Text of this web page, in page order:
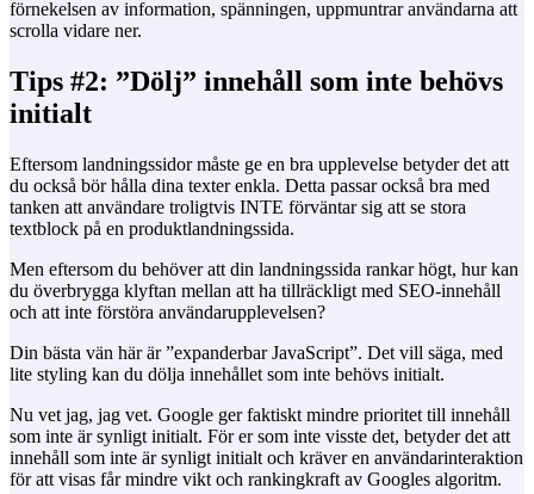
förnekelsen av information, spänningen, uppmuntrar användarna att
scrolla vidare ner.
Tips #2: ”Dölj” innehåll som inte behövs
initialt
Eftersom landningssidor måste ge en bra upplevelse betyder det att
du också bör hålla dina texter enkla. Detta passar också bra med
tanken att användare troligtvis INTE förväntar sig att se stora
textblock på en produktlandningssida.
Men eftersom du behöver att din landningssida rankar högt, hur kan
du överbrygga klyftan mellan att ha tillräckligt med SEO-innehåll
och att inte förstöra användarupplevelsen?
Din bästa vän här är ”expanderbar JavaScript”. Det vill säga, med
lite styling kan du dölja innehållet som inte behövs initialt.
Nu vet jag, jag vet. Google ger faktiskt mindre prioritet till innehåll
som inte är synligt initialt. För er som inte visste det, betyder det att
innehåll som inte är synligt initialt och kräver en användarinteraktion
för att visas får mindre vikt och rankingkraft av Googles algoritm.